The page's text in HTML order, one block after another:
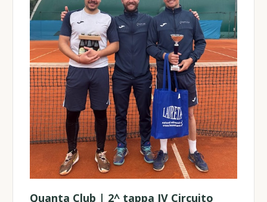
Quanta Club | 2^ tappa IV Circuito